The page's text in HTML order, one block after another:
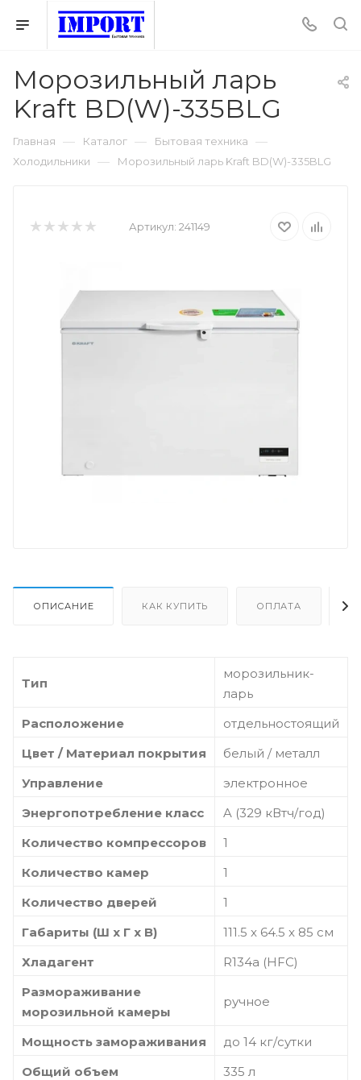
Морозильный ларь
Kraft BD(W)-335BLG
Главная — Каталог — Бытовая техника —
Холодильники — Морозильный ларь Kraft BD(W)-335BLG
Артикул: 241149
ОПИСАНИЕ КАК КУПИТЬ ОПЛАТА
Тип
морозильник-
ларь
Расположение
отдельностоящий
Цвет / Материал покрытия
белый / металл
Управление
электронное
Энергопотребление класс
A (329 кВтч/год)
Количество компрессоров
1
Количество камер
1
Количество дверей
1
Габариты (Ш x Г x В)
111.5 x 64.5 x 85 см
Хладагент
R134a (HFC)
Размораживание
морозильной камеры
ручное
Мощность замораживания
до 14 кг/cутки
Общий объем
335 л